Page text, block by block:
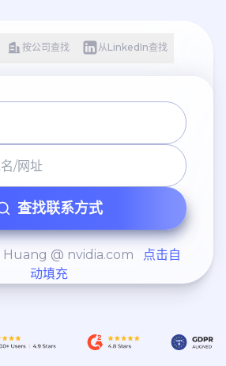
按公司查找 从LinkedIn查找
查找联系方式
Huang @ nvidia.com
点击自
动填充